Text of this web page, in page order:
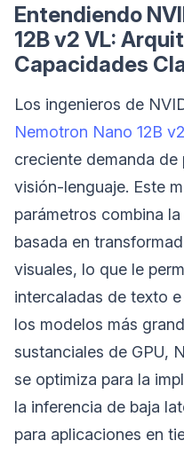
Entendiendo
12B v2 VL:
Capacidades
Los ingenieros de
Nemotron Nano 12B
creciente demanda
visión-lenguaje. Este
parámetros combina
basada en
visuales, lo que le
intercaladas de texto
los modelos más
sustanciales de GPU,
se optimiza para la
la inferencia de baja
para aplicaciones en